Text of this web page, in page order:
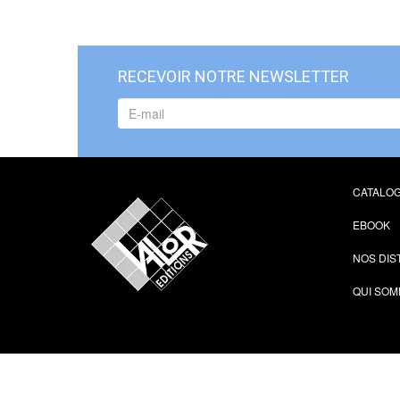
RECEVOIR NOTRE NEWSLETTER
EBOOK
NOS
QUI